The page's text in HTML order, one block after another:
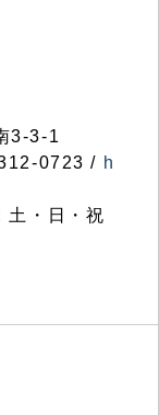
3-3-1
0723 / h
土・日・祝